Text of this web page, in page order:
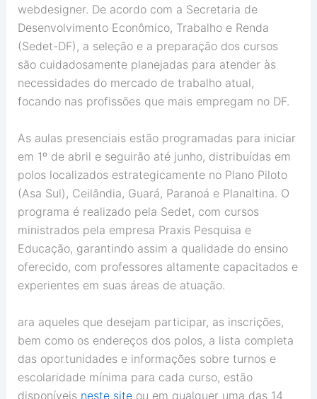
webdesigner. De acordo com a Secretaria de
Desenvolvimento Econômico, Trabalho e Renda
(Sedet-DF), a seleção e a preparação dos cursos
são cuidadosamente planejadas para atender às
necessidades do mercado de trabalho atual,
focando nas profissões que mais empregam no DF.
As aulas presenciais estão programadas para iniciar
em 1º de abril e seguirão até junho, distribuídas em
polos localizados estrategicamente no Plano Piloto
(Asa Sul), Ceilândia, Guará, Paranoá e Planaltina. O
programa é realizado pela Sedet, com cursos
ministrados pela empresa Praxis Pesquisa e
Educação, garantindo assim a qualidade do ensino
oferecido, com professores altamente capacitados e
experientes em suas áreas de atuação.
ara aqueles que desejam participar, as inscrições,
bem como os endereços dos polos, a lista completa
das oportunidades e informações sobre turnos e
escolaridade mínima para cada curso, estão
disponíveis neste siteou em qualquer uma das 14